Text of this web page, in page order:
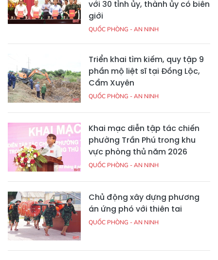
với 30 tỉnh ủy, thành ủy có biên
giới
QUỐC PHÒNG - AN NINH
Triển khai tìm kiếm, quy tập 9
phần mộ liệt sĩ tại Đồng Lộc,
Cẩm Xuyên
QUỐC PHÒNG - AN NINH
Khai mạc diễn tập tác chiến
phường Trần Phú trong khu
vực phòng thủ năm 2026
QUỐC PHÒNG - AN NINH
Chủ động xây dựng phương
án ứng phó với thiên tai
QUỐC PHÒNG - AN NINH